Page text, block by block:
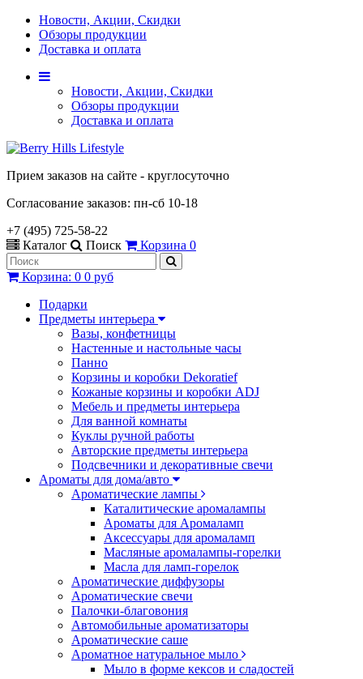
Новости, Акции, Скидки
Обзоры продукции
Доставка и оплата
Новости, Акции, Скидки
Обзоры продукции
Доставка и оплата
Прием заказов на сайте - круглосуточно
Согласование заказов: пн-сб 10-18
+7 (495) 725-58-22
Каталог
Поиск Корзина 0
Корзина: 0 0 руб
Подарки
Предметы интерьера
Вазы, конфетницы
Настенные и настольные часы
Панно
Корзины и коробки Dekoratief
Кожаные корзины и коробки ADJ
Мебель и предметы интерьера
Для ванной комнаты
Куклы ручной работы
Авторские предметы интерьера
Подсвечники и декоративные свечи
Ароматы для дома/авто
Ароматические лампы
Каталитические аромалампы
Ароматы для Аромаламп
Аксессуары для аромаламп
Масляные аромалампы-горелки
Масла для ламп-горелок
Ароматические диффузоры
Ароматические свечи
Палочки-благовония
Автомобильные ароматизаторы
Ароматические саше
Ароматное натуральное мыло
Мыло в форме кексов и сладостей